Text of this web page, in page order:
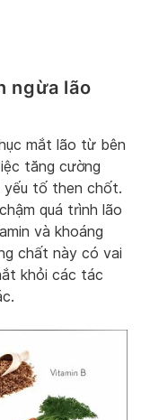
ngừa lão
mắt lão từ bên
tăng cường
yếu tố then chốt.
quá trình lão
và khoáng
chất này có vai
khỏi các tác